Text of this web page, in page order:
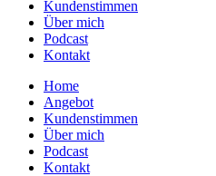
Zum
Inhalt
wechseln
Kundenstimmen
Über mich
Podcast
Kontakt
Home
Angebot
Kundenstimmen
Über mich
Podcast
Kontakt